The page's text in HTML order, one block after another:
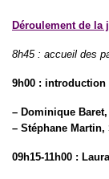
Déroulement de la
8h45 : accueil des
9h00 : introduction
– Dominique Baret,
– Stéphane Martin,
09h15-11h00 :